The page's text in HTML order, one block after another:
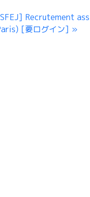
Recrutement
[要ログイン]